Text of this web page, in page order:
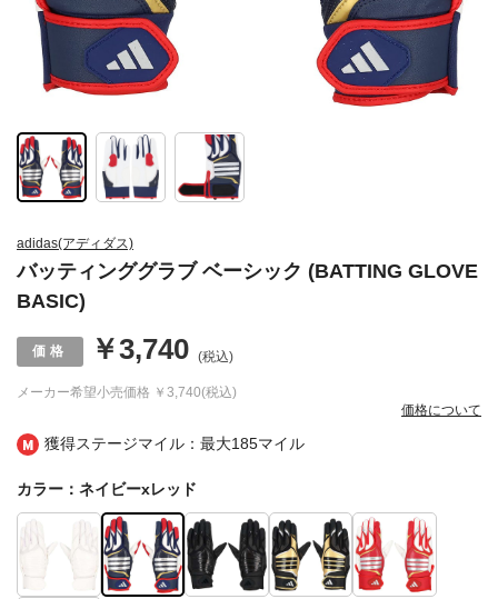
獲得ステージマイル：最大185マイル
adidas(アディダス)
バッティンググラブ ベーシック (BATTING GLOVE
BASIC)
メーカー希望小売価格 ￥3,740(税込)
￥3,740 (税込)
価格について
カラー：ネイビーxレッド